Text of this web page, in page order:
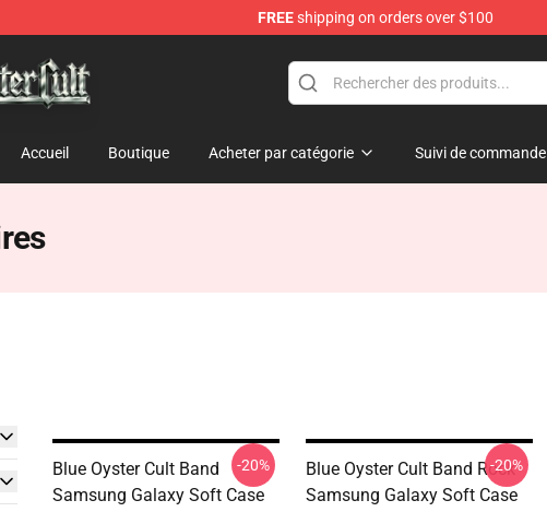
FREEshipping on orders over $100
Accueil Boutique Acheter par catégorie Suivi de commande
Blue Oyster Cult Band
Samsung Galaxy Soft Case
-20%
Blue Oyster Cult Band Rock
Samsung Galaxy Soft Case
-20%